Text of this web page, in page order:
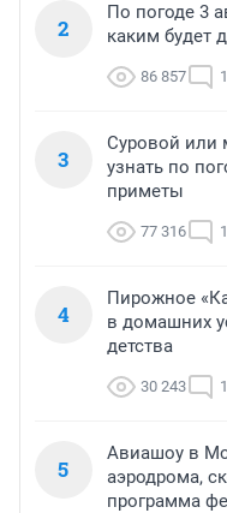
2
По погоде 3
каким будет
86 857
3
Суровой или
узнать по
приметы
77 316
4
Пирожное
в домашних
детства
30 243
5
Авиашоу в
аэродрома,
программа